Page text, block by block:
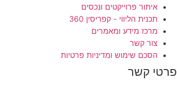
איתור פרוייקטים ונכסים
תכנית הליווי - קפריסין 360
מרכז מידע ומאמרים
צור קשר
הסכם שימוש ומדיניות פרטיות
פרטי קשר